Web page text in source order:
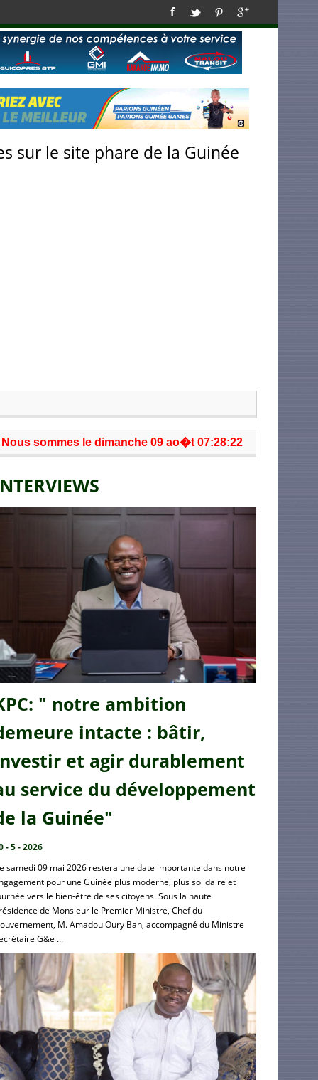
sur le site phare de la Guinée
Nous sommes le dimanche 09 ao�t 07:28:22
" notre ambition
intacte : bâtir,
et agir durablement
service du développement
la Guinée"
- 5 - 2026
samedi 09 mai 2026 restera une date importante dans notre
pour une Guinée plus moderne, plus solidaire et
vers le bien-être de ses citoyens. Sous la haute
de Monsieur le Premier Ministre, Chef du
M. Amadou Oury Bah, accompagné du Ministre
G&e ...